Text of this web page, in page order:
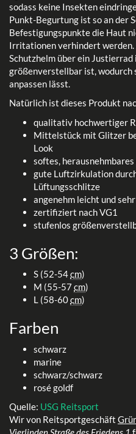
sodass keine Insekten
Punkt-Begurtung ist so an der
Befestigungspunkte die Haut
Irritationen verhindert
Schutzhelm über ein Justierrad
größenverstellbar ist, wodurch
anpassen lässt.
Natürlich ist dieses Produkt
qualitativ hochwertiger
Mittelstück mit Glitzer
Look
softes,
gute Luftzirkulation
Lüftungsschlitze
angenehm leicht und
zertifiziert nach VG1
stufenlos
3 Größen:
S (52-54cm)
M (55-57cm)
L (58-60cm)
Farben
schwarz
marine
schwarz/schwarz
rosé goldf
Quelle: USG Reitsport
Wir von Reitsportgeschäft